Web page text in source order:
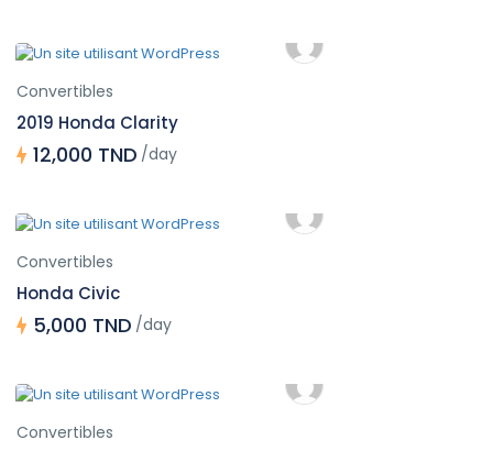
Convertibles
2019 Honda Clarity
12,000 TND /day
Convertibles
Honda Civic
5,000 TND /day
Convertibles